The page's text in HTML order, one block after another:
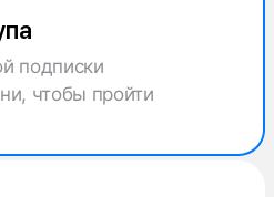
подписки
чтобы пройти